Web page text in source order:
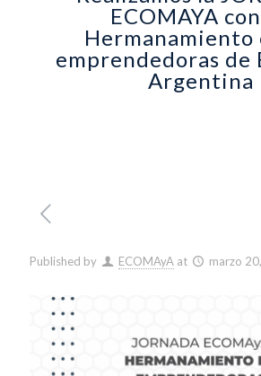
ECOMAYA
Hermanamiento
emprendedoras de
Argentina
Published by ECOMAyA at marzo